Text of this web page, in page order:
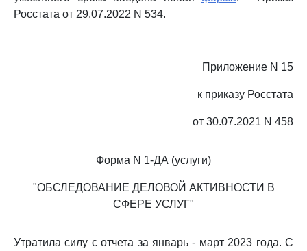
Росстата от 29.07.2022 N 534.
Приложение N 15
к приказу Росстата
от 30.07.2021 N 458
Форма N 1-ДА (услуги)
"ОБСЛЕДОВАНИЕ ДЕЛОВОЙ АКТИВНОСТИ В
СФЕРЕ УСЛУГ"
Утратила силу с отчета за январь - март 2023 года. С